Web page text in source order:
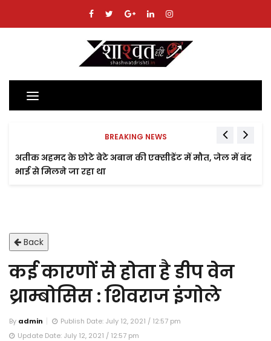
Toggle
navigation
BREAKING NEWS
अतीक अहमद के छोटे बेटे अबान की एक्सीडेंट में मौत, जेल में बंद
भाई से मिलने जा रहा था
Back
कई कारणों से होता है डीप वेन
थ्राम्बोसिस : शिवराज इंगोले
By admin
Publish Date: July 12, 2021 / 12:57 pm
Update Date: July 12, 2021 / 12:57 pm